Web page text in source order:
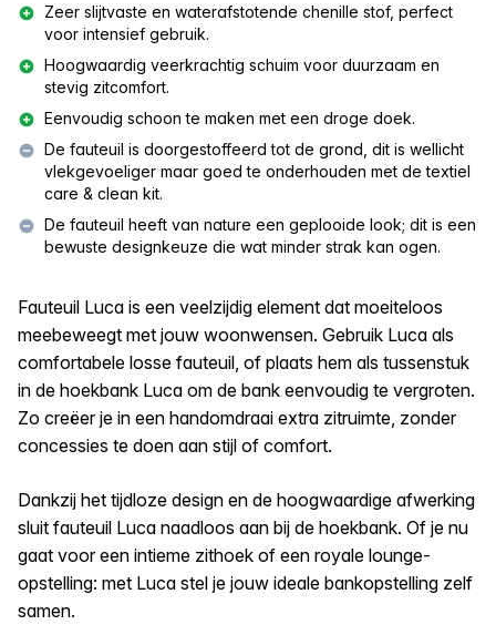
Zeer slijtvaste en waterafstotende chenille stof, perfect
voor intensief gebruik.
Hoogwaardig veerkrachtig schuim voor duurzaam en
stevig zitcomfort.
Eenvoudig schoon te maken met een droge doek.
De fauteuil is doorgestoffeerd tot de grond, dit is wellicht
vlekgevoeliger maar goed te onderhouden met de textiel
care & clean kit.
De fauteuil heeft van nature een geplooide look; dit is een
bewuste designkeuze die wat minder strak kan ogen.
Fauteuil Luca is een veelzijdig element dat moeiteloos
meebeweegt met jouw woonwensen. Gebruik Luca als
comfortabele losse fauteuil, of plaats hem als tussenstuk
in de hoekbank Luca om de bank eenvoudig te vergroten.
Zo creëer je in een handomdraai extra zitruimte, zonder
concessies te doen aan stijl of comfort.
Dankzij het tijdloze design en de hoogwaardige afwerking
sluit fauteuil Luca naadloos aan bij de hoekbank. Of je nu
gaat voor een intieme zithoek of een royale lounge-
opstelling: met Luca stel je jouw ideale bankopstelling zelf
samen.